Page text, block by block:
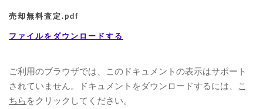
売却無料査定.pdf
ファイルをダウンロードする
ご利用のブラウザでは、このドキュメントの表示はサポート
されていません。ドキュメントをダウンロードするには、 こ
ちら をクリックしてください。